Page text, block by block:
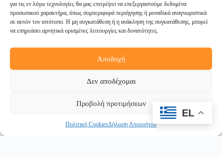
για τις εν λόγω τεχνολογίες θα μας επιτρέψει να επεξεργαστούμε δεδομένα
προσωπικού χαρακτήρα, όπως συμπεριφορά περιήγησης ή μοναδικά αναγνωριστικά
σε αυτόν τον ιστότοπο. Η μη συγκατάθεση ή η ανάκληση της συγκατάθεσης, μπορεί
να επηρεάσει αρνητικά ορισμένες λειτουργίες και δυνατότητες.
Αποδοχή
Δεν αποδέχομαι
Προβολή προτιμήσεων
Πολιτική CookiesΔήλωση Απορρήτου
EL